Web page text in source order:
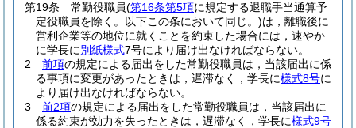
第19条
常勤役職員(第16条第5項に規定する退職手当通算予
定役職員を除く。以下この条において同じ。)は，離職後に
営利企業等の地位に就くことを約束した場合には，速やか
に学長に別紙様式7号により届け出なければならない。
2
前項の規定による届出をした常勤役職員は，当該届出に係
る事項に変更があったときは，遅滞なく，学長に様式8号に
より届け出なければならない。
3
前2項の規定による届出をした常勤役職員は，当該届出に
係る約束が効力を失ったときは，遅滞なく，学長に様式9号